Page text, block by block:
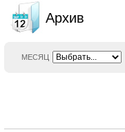
Архив
МЕСЯЦ